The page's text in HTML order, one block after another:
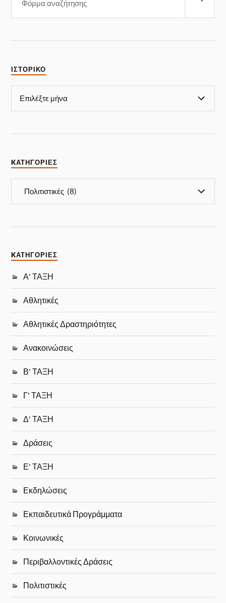
ΙΣΤΟΡΙΚΌ
KΑΤΗΓΟΡΊΕΣ
KΑΤΗΓΟΡΊΕΣ
Α' ΤΑΞΗ
Αθλητικές
Αθλητικές Δραστηριότητες
Ανακοινώσεις
Β' ΤΑΞΗ
Γ' ΤΑΞΗ
Δ' ΤΑΞΗ
Δράσεις
Ε' ΤΑΞΗ
Εκδηλώσεις
Εκπαιδευτικά Προγράμματα
Κοινωνικές
Περιβαλλοντικές Δράσεις
Πολιτιστικές